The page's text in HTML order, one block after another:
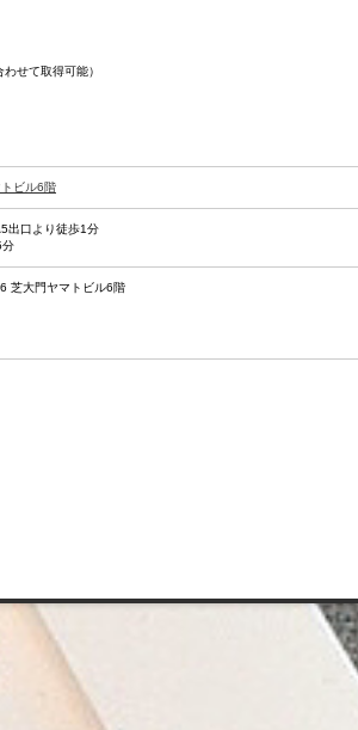
せて取得可能）
ビル6階
出口より徒歩1分
分
芝大門ヤマトビル6階